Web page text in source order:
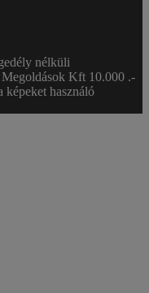
nélküli
Kft 10.000 .-
képeket használó